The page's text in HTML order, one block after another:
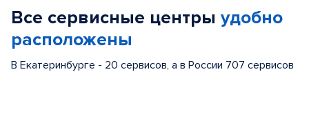
Все сервисные центры удобно
расположены
В Екатеринбурге - 20 сервисов, а в России 707 сервисов